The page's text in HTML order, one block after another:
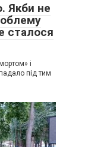
Якби не
сталося
і
під тим